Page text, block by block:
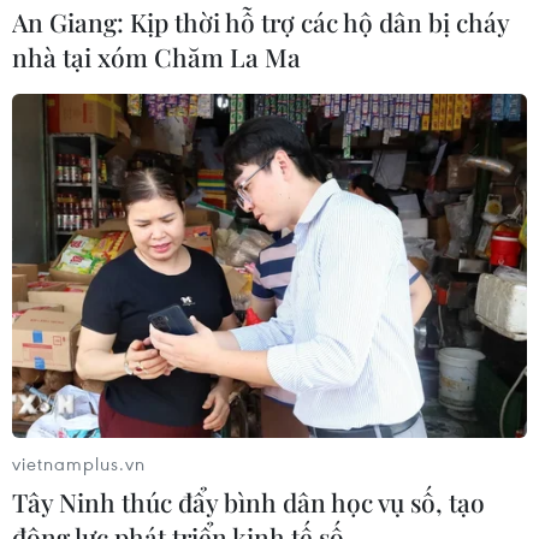
Mở ra giai đoạn triển khai thực chất
quan hệ giữa Việt Nam và Australia
07/08/2026 01:27
Ấn Độ thử thành công tên lửa đạn
đạo Agni-4, tầm bắn 4.000 km
06/08/2026 23:17
Hàn Quốc tái khẳng định mục tiêu
chung sống hòa bình với Triều Tiên
An Giang: Kịp thời hỗ trợ các hộ dân bị cháy
nhà tại xóm Chăm La Ma
vietnamplus.vn
Tây Ninh thúc đẩy bình dân học vụ số, tạo